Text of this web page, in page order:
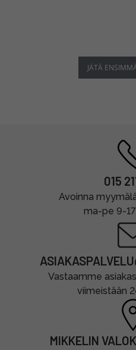
JÄTÄ
015
Avoinna
ma-pe 9-
Vastaamme
viimeistään
MIKKELIN